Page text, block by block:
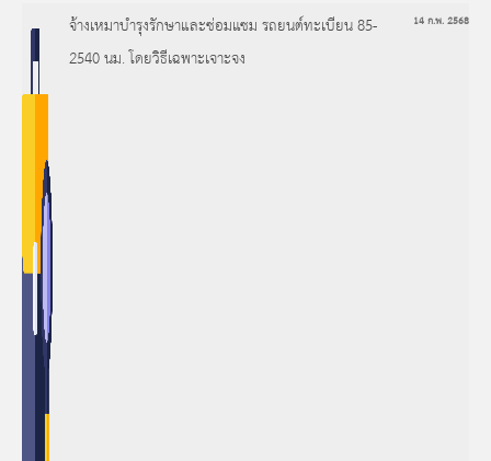
จ้างเหมาบำรุงรักษาและซ่อมแซม รถยนต์ทะเบียน 85-
2540 นม. โดยวิธีเฉพาะเจาะจง
14 ก.พ. 2568